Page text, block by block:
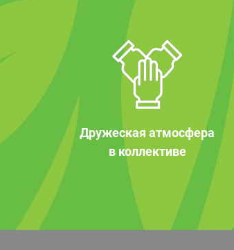
Дружеская атмосфера
в коллективе